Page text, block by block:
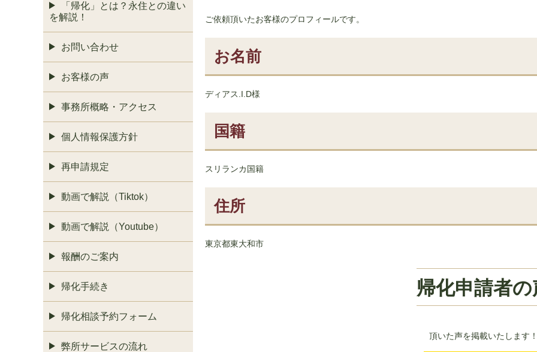
ご依頼頂いたお客様のプロフィールです。
お名前
ディアス.I.D様
国籍
スリランカ国籍
住所
東京都東大和市
帰化申請者
頂いた声を掲載いたします
「帰化」とは？永住との違い
を解説！
お問い合わせ
お客様の声
事務所概略・アクセス
個人情報保護方針
再申請規定
動画で解説（Tiktok）
動画で解説（Youtube）
報酬のご案内
帰化手続き
帰化相談予約フォーム
弊所サービスの流れ